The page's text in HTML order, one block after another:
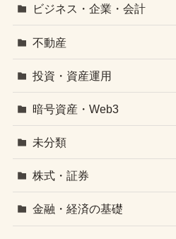
ビジネス・企業・会計
不動産
投資・資産運用
暗号資産・Web3
未分類
株式・証券
金融・経済の基礎